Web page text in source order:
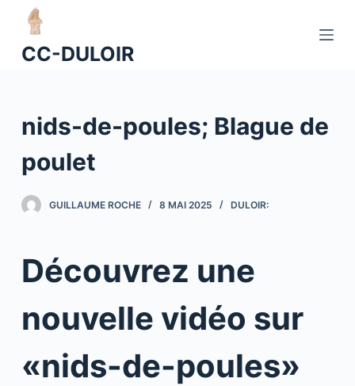
u
o
CC-DULOIR
nids-de-poules; Blague de
poulet
GUILLAUME ROCHE 8 MAI 2025 DULOIR:
Découvrez une
nouvelle vidéo sur
«nids-de-poules»